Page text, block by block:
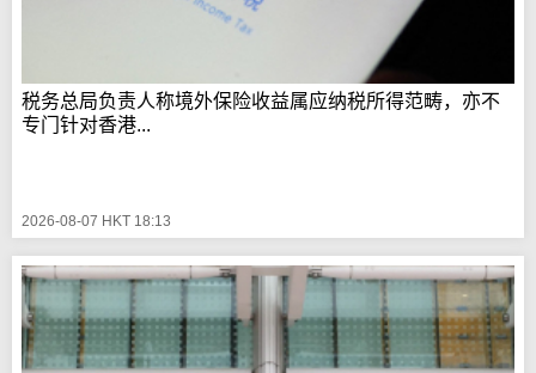
税务总局负责人称境外保险收益属应纳税所得范畴，亦不
专门针对香港...
2026-08-07 HKT 18:13